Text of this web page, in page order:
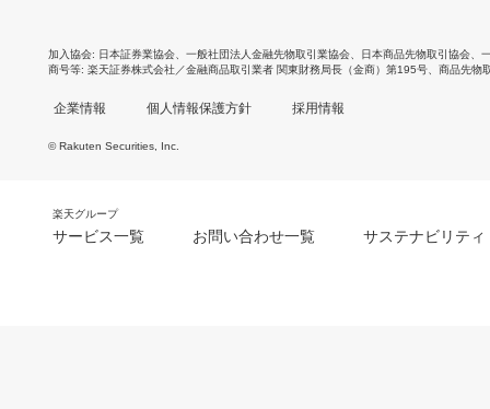
加入協会 日本証券業協会 一般社団法人金融先物取引業協会 日本商品先物取引協会
商号等 楽天証券株式会社／金融商品取引業者 関東財務局長（金商）第195号、商品先物
企業情報 個人情報保護方針 採用情報
© Rakuten Securities, Inc.
楽天グループ
サービス一覧 お問い合わせ一覧 サステナビリティ